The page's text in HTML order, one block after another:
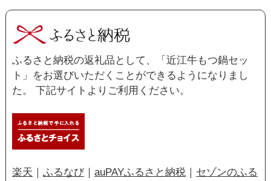
ふるさと納税の返礼品として、「近江牛もつ鍋セッ
ト」をお選びいただくことができるようになりまし
た。 下記サイトよりご利用ください。
楽天 ふるなび｜ auPAYふるさと納税｜ セゾンのふる